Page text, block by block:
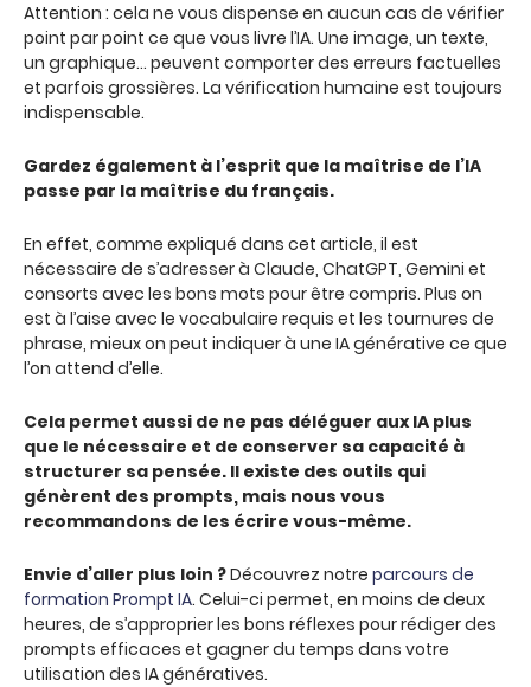
Attention : cela ne vous dispense en aucun cas de vérifier
point par point ce que vous livre l’IA. Une image, un texte,
un graphique… peuvent comporter des erreurs factuelles
et parfois grossières. La vérification humaine est toujours
indispensable.
Gardez également à l’esprit que la maîtrise de l’IA
passe par la maîtrise du français.
En effet, comme expliqué dans cet article, il est
nécessaire de s’adresser à Claude, ChatGPT, Gemini et
consorts avec les bons mots pour être compris. Plus on
est à l’aise avec le vocabulaire requis et les tournures de
phrase, mieux on peut indiquer à une IA générative ce que
l’on attend d’elle.
Cela permet aussi de ne pas déléguer aux IA plus
que le nécessaire et de conserver sa capacité à
structurer sa pensée. Il existe des outils qui
génèrent des prompts, mais nous vous
recommandons de les écrire vous-même.
Envie d’aller plus loin ?Découvrez notre parcours de
formation Prompt IA. Celui-ci permet, en moins de deux
heures, de s’approprier les bons réflexes pour rédiger des
prompts efficaces et gagner du temps dans votre
utilisation des IA génératives.